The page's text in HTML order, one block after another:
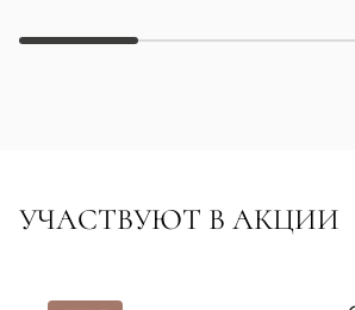
УЧАСТВУЮТ В АКЦИИ